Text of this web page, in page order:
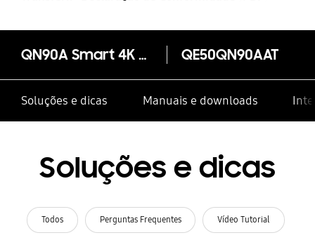
QN90A Smart 4K NEO QLED TV 2021 QE50QN90AAT
Soluções e dicas Manuais e downloads
Soluções e dicas
Todos Perguntas Frequentes Vídeo Tutorial